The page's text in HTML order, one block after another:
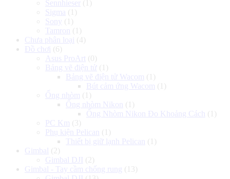
Sennhieser
(1)
Sigma (1)
Sony (1)
Tamron
(1)
Chưa phân loại (4)
Đồ chơi (6)
Asus ProArt (0)
Bảng vẽ điện tử (1)
Bảng vẽ điện tử Wacom (1)
Bút cảm ứng Wacom (1)
Ống nhòm (1)
Ống nhòm Nikon
(1)
Ống Nhòm Nikon Đo Khoảng Cách
(1)
PC Km (3)
Phụ kiện Pelican
(1)
Thiết bị giữ lạnh Pelican
(1)
Gimbal (2)
Gimbal DJI (2)
Gimbal - Tay cầm chống rung (13)